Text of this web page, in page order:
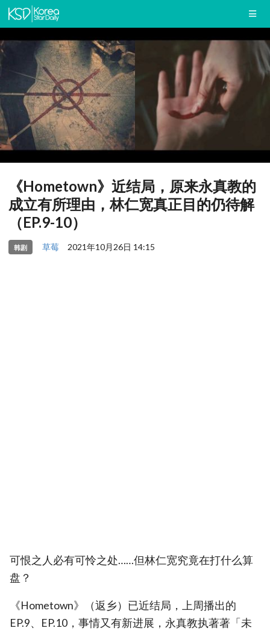
《Hometown》近结局，原来永真教的
成立有所理由，林仁宽真正目的仍待解
（EP.9-10）
韩剧 草莓 2021年10月26日 14:15
可恨之人必有可怜之处……但林仁宽究竟在打什么算
盘？
《Hometown》（返乡）已近结局，上周播出的
EP.9、EP.10，事情又有新进展，永真教执著著「未